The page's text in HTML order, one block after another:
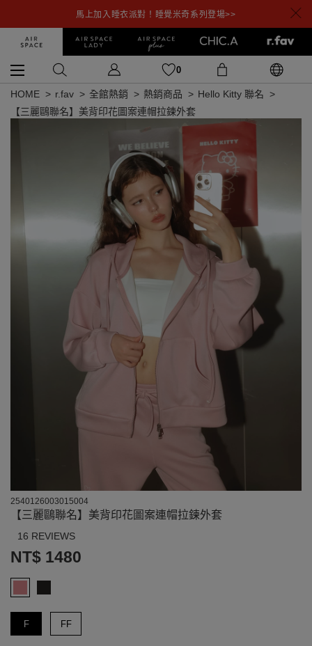
馬上加入睡衣派對！睡覺米奇系列登場>>
0
HOME r.fav 全館熱銷 熱銷商品
Hello Kitty 聯名
【三麗鷗聯名】美背印花圖案連帽拉鍊外套
2540126003015004
【三麗鷗聯名】美背印花圖案連帽拉鍊外套
16 REVIEWS
NT$ 1480
F FF